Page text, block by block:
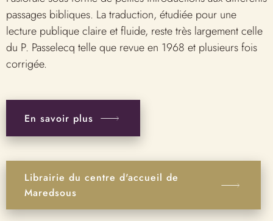
passages bibliques. La traduction, étudiée pour une
lecture publique claire et fluide, reste très largement celle
du P. ­Passelecq telle que revue en 1968 et plusieurs fois
corrigée.
En savoir plus
Librairie du centre d'accueil de
Maredsous